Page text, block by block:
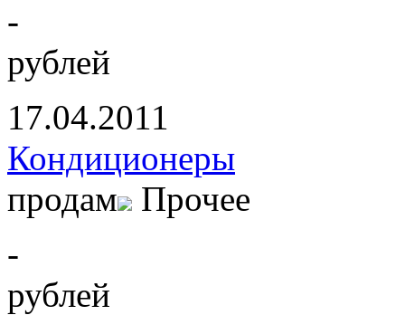
-
рублей
17.04.2011
Кондиционеры
продам
Прочее
-
рублей